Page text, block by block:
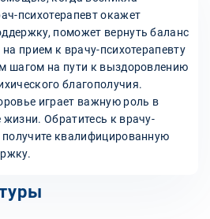
психотерапевт окажет
поможет вернуть баланс
прием к врачу-психотерапевту
шагом на пути к выздоровлению
благополучия.
играет важную роль в
Обратитесь к врачу-
получите квалифицированную